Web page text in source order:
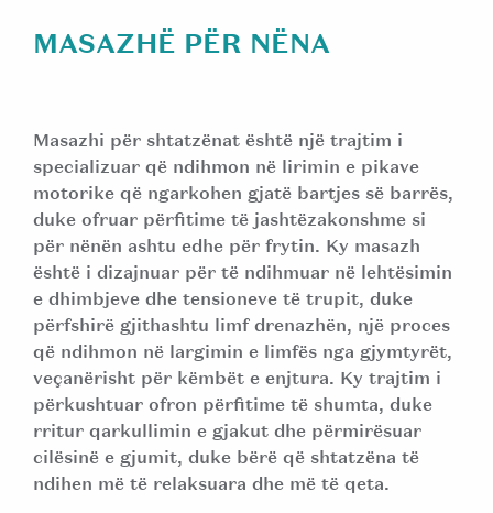
MASAZHË PËR NËNA
Masazhi për shtatzënat është një trajtim i
specializuar që ndihmon në lirimin e pikave
motorike që ngarkohen gjatë bartjes së barrës,
duke ofruar përfitime të jashtëzakonshme si
për nënën ashtu edhe për frytin. Ky masazh
është i dizajnuar për të ndihmuar në lehtësimin
e dhimbjeve dhe tensioneve të trupit, duke
përfshirë gjithashtu limf drenazhën, një proces
që ndihmon në largimin e limfës nga gjymtyrët,
veçanërisht për këmbët e enjtura. Ky trajtim i
përkushtuar ofron përfitime të shumta, duke
rritur qarkullimin e gjakut dhe përmirësuar
cilësinë e gjumit, duke bërë që shtatzëna të
ndihen më të relaksuara dhe më të qeta.